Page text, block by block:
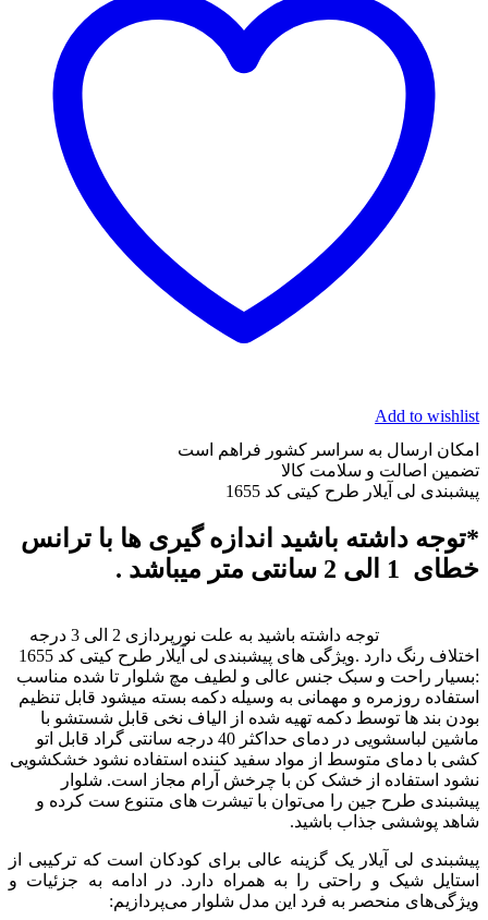
Add to wishlist
امکان ارسال به سراسر کشور فراهم است
تضمین اصالت و سلامت کالا
پیشبندی لی آیلار طرح کیتی کد 1655
*توجه داشته باشید اندازه گیری ها با ترانس
خطای 1 الی 2 سانتی متر میباشد .
توجه داشته باشید به علت نورپردازی 2 الی 3 درجه
اختلاف رنگ دارد .ویژگی های پیشبندی لی آیلار طرح کیتی کد 1655
:بسیار راحت و سبک جنس عالی و لطیف مچ شلوار تا شده مناسب
استفاده روزمره و مهمانی به وسیله دکمه بسته میشود قابل تنظیم
بودن بند ها توسط دکمه تهیه شده از الیاف نخی قابل شستشو با
ماشین لباسشویی در دمای حداکثر 40 درجه سانتی گراد قابل اتو
کشی با دمای متوسط از مواد سفید کننده استفاده نشود خشکشویی
نشود استفاده از خشک کن با چرخش آرام مجاز است. شلوار
پیشبندی طرح جین را می‌توان با تیشرت های متنوع ست کرده و
شاهد پوششی جذاب باشید.
پیشبندی لی آیلار یک گزینه عالی برای کودکان است که ترکیبی از
استایل شیک و راحتی را به همراه دارد. در ادامه به جزئیات و
ویژگی‌های منحصر به فرد این مدل شلوار می‌پردازیم: